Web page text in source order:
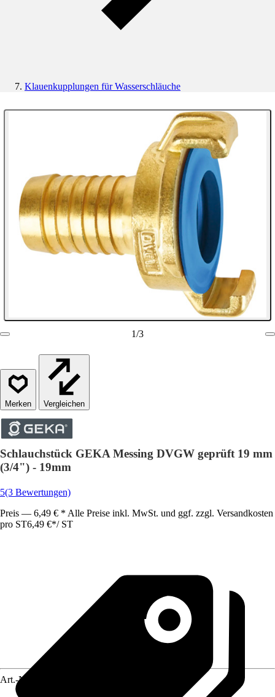
Klauenkupplungen für Wasserschläuche
1/3
Vergleichen
Schlauchstück GEKA Messing DVGW geprüft 19 mm
(3/4") - 19mm
5(3 Bewertungen)
Preis — 6,49 € * Alle Preise inkl. MwSt. und ggf. zzgl. Versandkosten
pro ST6,49 €*/ ST
Art.-Nr.